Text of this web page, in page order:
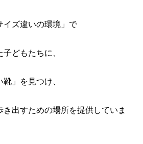
イズ違いの環境」で
どもたちに、
」を見つけ、
き出すための場所を提供していま